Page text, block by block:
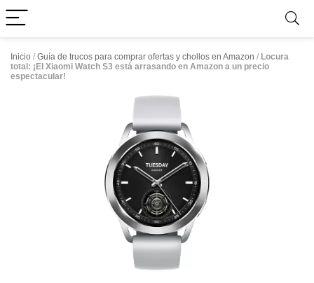
Inicio / Guía de trucos para comprar ofertas y chollos en Amazon / Locura
total: ¡El Xiaomi Watch S3 está arrasando en Amazon a un precio
espectacular!